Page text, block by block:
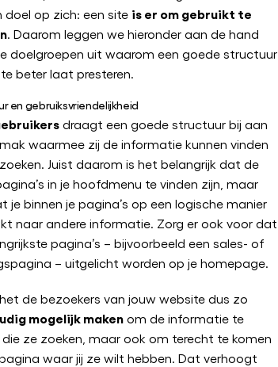
doel op zich: een site is er om gebruikt te
. Daarom leggen we hieronder aan de hand
doelgroepen uit waarom een goede structuur
beter laat presteren.
en gebruiksvriendelijkheid
draagt een goede structuur bij aan
waarmee zij de informatie kunnen vinden
Juist daarom is het belangrijk dat de
in je hoofdmenu te vinden zijn, maar
je binnen je pagina’s op een logische manier
naar andere informatie. Zorg er ook voor dat
pagina’s – bijvoorbeeld een sales- of
– uitgelicht worden op je homepage.
de bezoekers van jouw website dus zo
mogelijk makenom de informatie te
die ze zoeken, maar ook om terecht te komen
waar jij ze wilt hebben. Dat verhoogt